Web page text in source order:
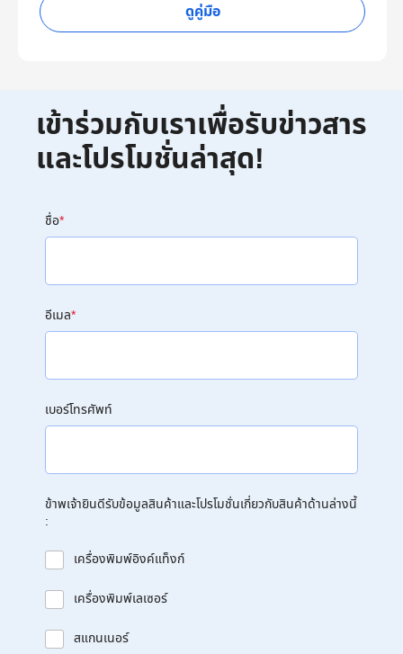
ดูคู่มือ
เข้าร่วมกับเราเพื่อรับข่าวสาร
และโปรโมชั่นล่าสุด!
ชื่อ*
อีเมล*
เบอร์โทรศัพท์
ข้าพเจ้ายินดีรับข้อมูลสินค้าและโปรโมชั่นเกี่ยวกับสินค้าด้านล่างนี้
:
เครื่องพิมพ์อิงค์แท็งก์
เครื่องพิมพ์เลเซอร์
สแกนเนอร์